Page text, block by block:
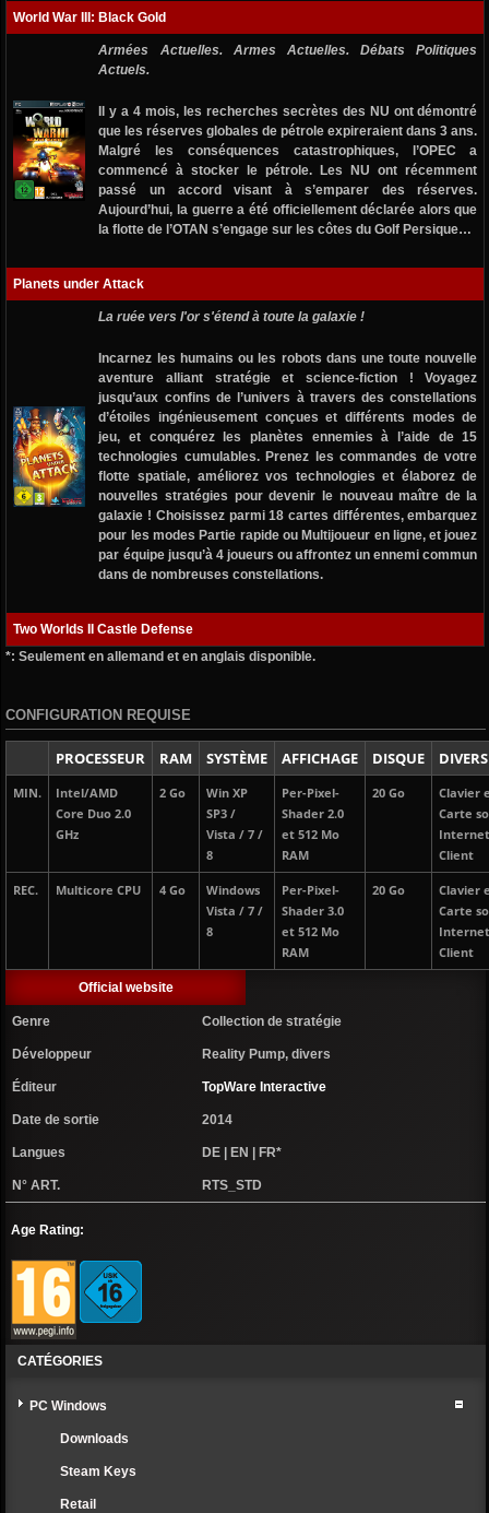
World War III: Black Gold
Armées Actuelles. Armes Actuelles. Débats Politiques
Actuels.
Il y a 4 mois, les recherches secrètes des NU ont démontré
que les réserves globales de pétrole expireraient dans 3 ans.
Malgré les conséquences catastrophiques, l’OPEC a
commencé à stocker le pétrole. Les NU ont récemment
passé un accord visant à s’emparer des réserves.
Aujourd’hui, la guerre a été officiellement déclarée alors que
la flotte de l’OTAN s’engage sur les côtes du Golf Persique…
Planets under Attack
La ruée vers l'or s'étend à toute la galaxie !
Incarnez les humains ou les robots dans une toute nouvelle
aventure alliant stratégie et science-fiction ! Voyagez
jusqu’aux confins de l’univers à travers des constellations
d’étoiles ingénieusement conçues et différents modes de
jeu, et conquérez les planètes ennemies à l’aide de 15
technologies cumulables. Prenez les commandes de votre
flotte spatiale, améliorez vos technologies et élaborez de
nouvelles stratégies pour devenir le nouveau maître de la
galaxie ! Choisissez parmi 18 cartes différentes, embarquez
pour les modes Partie rapide ou Multijoueur en ligne, et jouez
par équipe jusqu’à 4 joueurs ou affrontez un ennemi commun
dans de nombreuses constellations.
Two Worlds II Castle Defense
*: Seulement en allemand et en anglais disponible.
CONFIGURATION REQUISE
PROCESSEUR RAM SYSTÈME AFFICHAGE DISQUE DIVERS
MIN.
Intel/AMD
Core Duo 2.0
GHz
2 Go
Win XP
SP3 /
Vista / 7 /
8
Per-Pixel-
Shader 2.0
et 512 Mo
RAM
20 Go
Clavier
Carte
Client
REC. Multicore CPU 4 Go
Windows
Vista / 7 /
8
Per-Pixel-
Shader 3.0
et 512 Mo
RAM
20 Go
Clavier
Carte
Client
Official website
Genre Collection de stratégie
Développeur Reality Pump, divers
Éditeur TopWare Interactive
Date de sortie 2014
Langues DE | EN | FR*
N° ART. RTS_STD
Age Rating:
CATÉGORIES
PC Windows
Downloads
Steam Keys
Retail